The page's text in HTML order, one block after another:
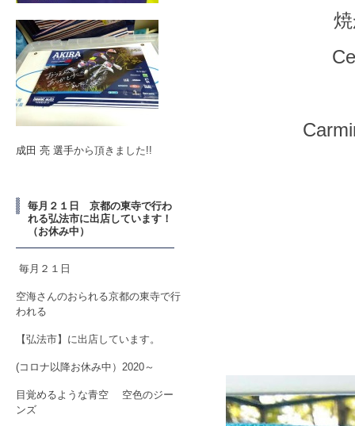
成田 亮 選手から頂きました!!
毎月２１日 京都の東寺で行わ
れる弘法市に出店しています！
（お休み中）
毎月２１日
空海さんのおられる京都の東寺で行
われる
【弘法市】に出店しています。
(コロナ以降お休み中）2020～
目覚めるような青空 空色のジー
ンズ